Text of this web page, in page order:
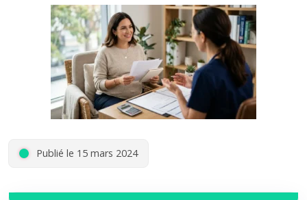
Publié le 15 mars 2024